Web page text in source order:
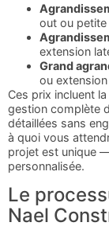
out ou
extension
Grand
ou
Ces prix incluent
gestion complète
détaillées sans
à quoi vous
projet est unique
personnalisée.
Le
Nael